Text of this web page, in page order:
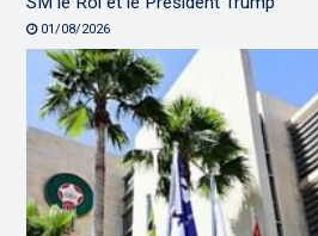
01/08/2026